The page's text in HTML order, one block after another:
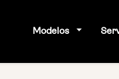
Modelos